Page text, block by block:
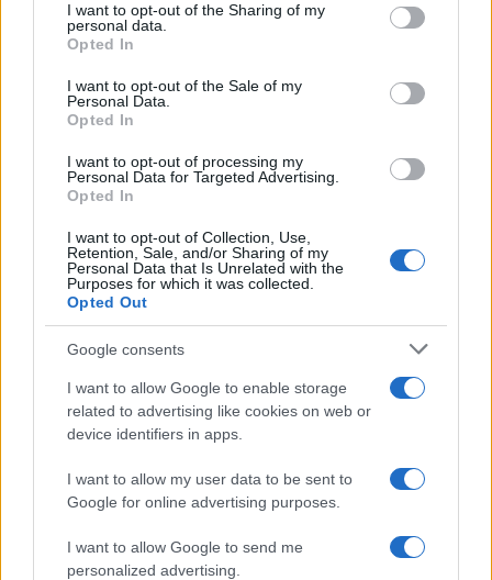
not limited to your visit or usage behaviour. You may click to
grant or deny consent to Google and its third-party tags to
use your data for below specified purposes in below Google
consent section.
I want to opt-out of the Sharing of my
personal data.
Opted In
I want to opt-out of the Sale of my
Personal Data.
Opted In
I want to opt-out of processing my
Personal Data for Targeted Advertising.
Opted In
I want to opt-out of Collection, Use,
Retention, Sale, and/or Sharing of my
Personal Data that Is Unrelated with the
Purposes for which it was collected.
Opted Out
Google consents
I want to allow Google to enable storage
related to advertising like cookies on web or
device identifiers in apps.
I want to allow my user data to be sent to
Google for online advertising purposes.
I want to allow Google to send me
personalized advertising.
Continua a leggere